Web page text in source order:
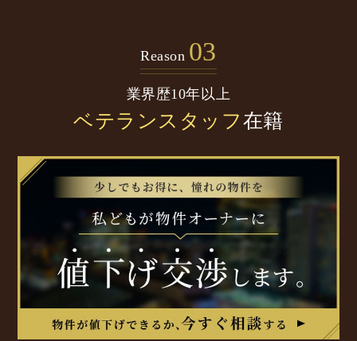
Reason 03
業界歴10年以上
ベテランスタッフ在籍